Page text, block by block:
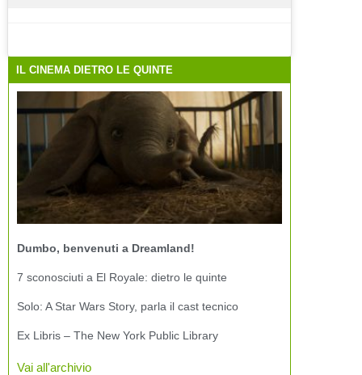
IL CINEMA DIETRO LE QUINTE
Dumbo, benvenuti a Dreamland!
7 sconosciuti a El Royale: dietro le quinte
Solo: A Star Wars Story, parla il cast tecnico
Ex Libris – The New York Public Library
Vai all'archivio